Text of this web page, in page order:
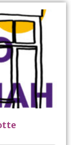
2026
en Relaties